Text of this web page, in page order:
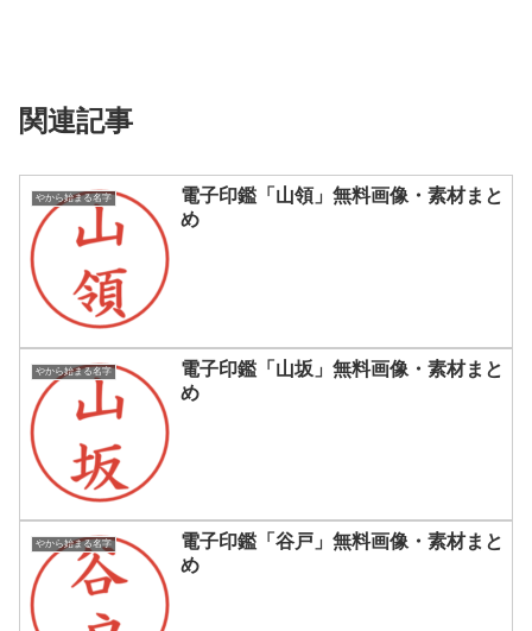
関連記事
やから始まる名字
電子印鑑「山領」無料画像・素材まと
め
やから始まる名字
電子印鑑「山坂」無料画像・素材まと
め
やから始まる名字
電子印鑑「谷戸」無料画像・素材まと
め